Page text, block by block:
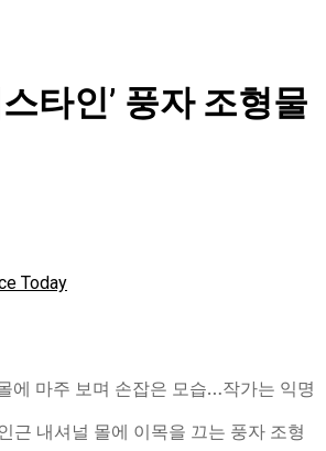
타인’ 풍자 조형물
Today
에 마주 보며 손잡은 모습…작가는 익명
근 내셔널 몰에 이목을 끄는 풍자 조형